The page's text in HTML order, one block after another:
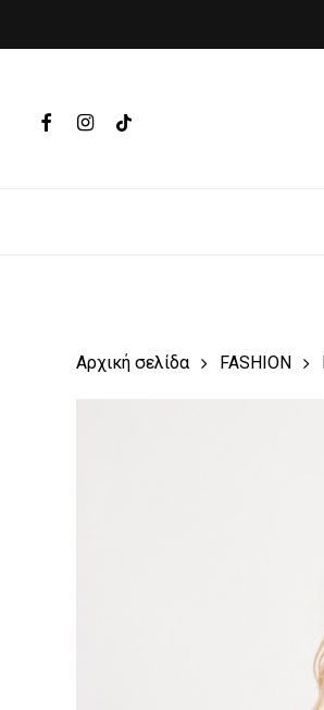
FACEBOOKINSTAGRAM
TIKTOK
Αρχική σελίδα FASHION